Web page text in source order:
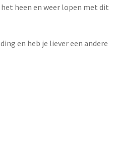
heen en weer lopen met dit
en heb je liever een andere